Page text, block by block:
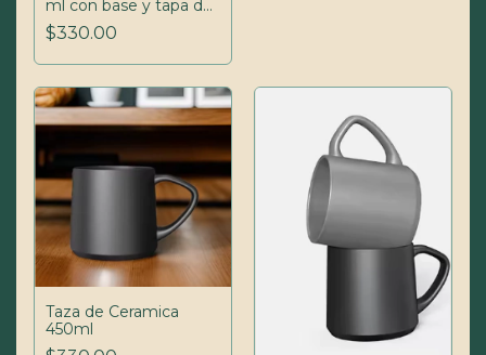
ml con base y tapa de
madera y cuchara de
acero inoxidable
$330.00
Taza de Ceramica
450ml